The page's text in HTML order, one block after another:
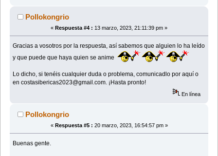
Pollokongrio
« Respuesta #4 : 13 marzo, 2023, 21:11:39 pm »
Gracias a vosotros por la respuesta, así sabemos que alguien lo ha leído
y que puede que haya quien se anime
Lo dicho, si tenéis cualquier duda o problema, comunicadlo por aquí o
en costasibericas2023@gmail.com. ¡Hasta pronto!
En línea
Pollokongrio
« Respuesta #5 : 20 marzo, 2023, 16:54:57 pm »
Buenas gente.